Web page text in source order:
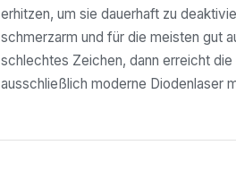
erhitzen, um sie dauerhaft zu
schmerzarm und für die meisten gut
schlechtes Zeichen, dann erreicht
ausschließlich moderne Diodenlaser